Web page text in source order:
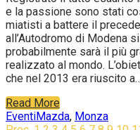
e la passione sono stati
miatisti a battere il
all’Autodromo di Modena
probabilmente sarà il più
realizzato al mondo.
che nel 2013 era riuscito
Read More
EventiMazda, Monza